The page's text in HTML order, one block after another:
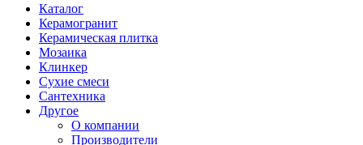
Каталог
Керамогранит
Керамическая плитка
Мозаика
Клинкер
Сухие смеси
Сантехника
Другое
О компании
Производители